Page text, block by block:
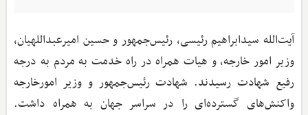
آیت‌الله سیدابراهیم رئیسی، رئیس‌جمهور و حسین امیرعبداللهیان،
وزیر امور خارجه، و هیات همراه در راه خدمت به مردم به درجه
رفیع شهادت رسیدند. شهادت رئیس‌جمهور و وزیر امورخارجه
واکنش‌های گسترده‌ای را در سراسر جهان به همراه داشت.